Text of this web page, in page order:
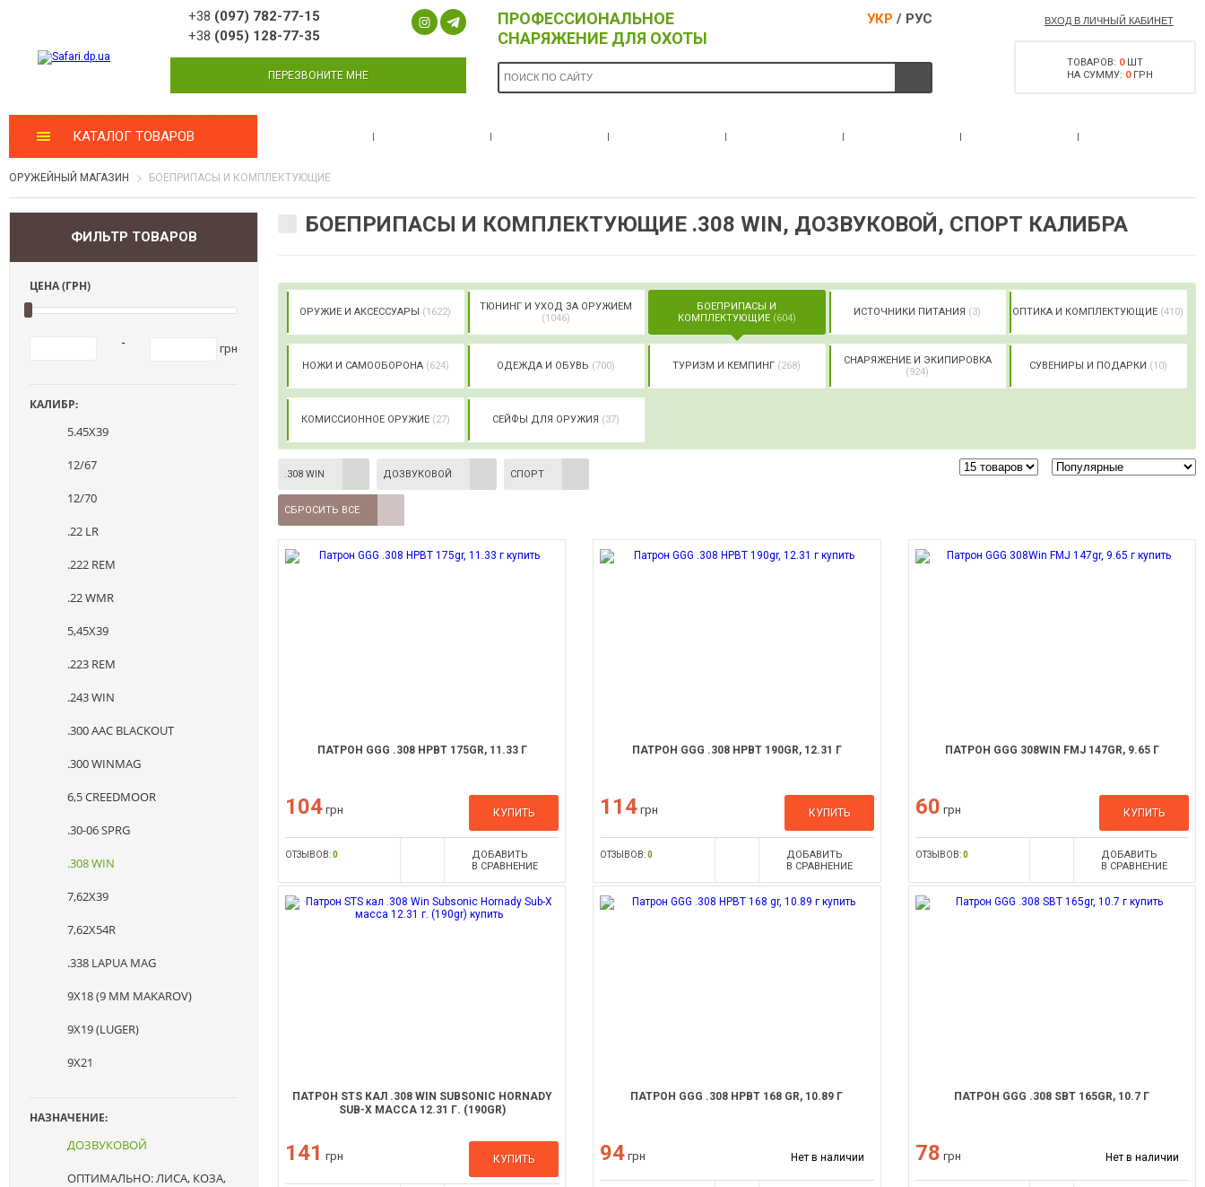
+38 (097) 782-77-15
+38 (095) 128-77-35
ПЕРЕЗВОНИТЕ МНЕ
ПРОФЕССИОНАЛЬНОЕ
СНАРЯЖЕНИЕ ДЛЯ ОХОТЫ
УКР / РУС ВХОД В ЛИЧНЫЙ КАБИНЕТ
ТОВАРОВ: 0ШТ
НА СУММУ: 0ГРН
КАТАЛОГ ТОВАРОВ
ОРУЖЕЙНЫЙ МАГАЗИН БОЕПРИПАСЫ И КОМПЛЕКТУЮЩИЕ
ФИЛЬТР ТОВАРОВ
ЦЕНА (ГРН)
- грн
КАЛИБР:
5.45Х39
12/67
12/70
.22 LR
.222 REM
.22 WMR
5,45X39
.223 REM
.243 WIN
.300 AAC BLACKOUT
.300 WINMAG
6,5 CREEDMOOR
.30-06 SPRG
.308 WIN
7,62X39
7,62Х54R
.338 LAPUA MAG
9Х18 (9 ММ MAKAROV)
9Х19 (LUGER)
9X21
НАЗНАЧЕНИЕ:
ДОЗВУКОВОЙ
ОПТИМАЛЬНО: ЛИСА, КОЗА,
БОЕПРИПАСЫ И КОМПЛЕКТУЮЩИЕ .308 WIN, ДОЗВУКОВОЙ, СПОРТ КАЛИБРА
ОРУЖИЕ И АКСЕССУАРЫ (1622)
ТЮНИНГ И УХОД ЗА ОРУЖИЕМ
(1046)
БОЕПРИПАСЫ И
КОМПЛЕКТУЮЩИЕ (604)
ИСТОЧНИКИ ПИТАНИЯ (3) ОПТИКА И КОМПЛЕКТУЮЩИЕ (410)
НОЖИ И САМООБОРОНА (624) ОДЕЖДА И ОБУВЬ (700) ТУРИЗМ И КЕМПИНГ (268)
СНАРЯЖЕНИЕ И ЭКИПИРОВКА
(924)
СУВЕНИРЫ И ПОДАРКИ (10)
КОМИССИОННОЕ ОРУЖИЕ (27) СЕЙФЫ ДЛЯ ОРУЖИЯ (37)
.308 WIN ДОЗВУКОВОЙ СПОРТ
СБРОСИТЬ ВСЕ
ПАТРОН GGG .308 HPBT 175GR, 11.33 Г
104 грн КУПИТЬ
ОТЗЫВОВ:0
ДОБАВИТЬ
В СРАВНЕНИЕ
ПАТРОН GGG .308 HPBT 190GR, 12.31 Г
114 грн КУПИТЬ
ОТЗЫВОВ:0
ДОБАВИТЬ
В СРАВНЕНИЕ
ПАТРОН GGG 308WIN FMJ 147GR, 9.65 Г
60 грн КУПИТЬ
ОТЗЫВОВ:0
ДОБАВИТЬ
В СРАВНЕНИЕ
ПАТРОН STS КАЛ .308 WIN SUBSONIC HORNADY
SUB-X МАССА 12.31 Г. (190GR)
141 грн КУПИТЬ
ПАТРОН GGG .308 HPBT 168 GR, 10.89 Г
94 грн Нет в наличии
ПАТРОН GGG .308 SBT 165GR, 10.7 Г
78 грн Нет в наличии